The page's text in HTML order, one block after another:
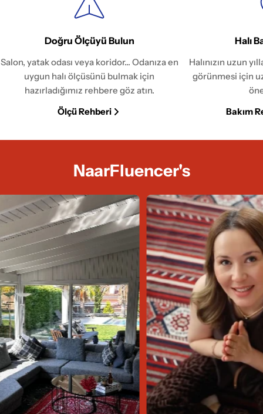
Doğru Ölçüyü Bulun
Salon, yatak odası veya koridor... Odanıza en
uygun halı ölçüsünü bulmak için
hazırladığımız rehbere göz atın.
Ölçü Rehberi
Halı
Halınızın uzun
görünmesi için
Bakım
NaarFluencer's